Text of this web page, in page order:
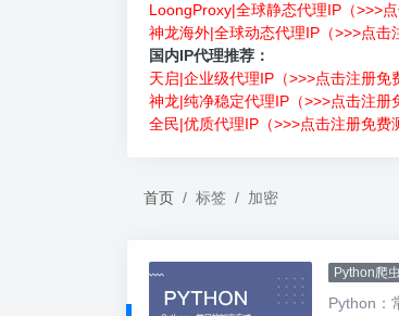
LoongProxy|全球静态代理IP（>>>点
神龙海外|全球动态代理IP（>>>点击
国内IP代理推荐：
天启|企业级代理IP（>>>点击注册免
神龙|纯净稳定代理IP（>>>点击注册
全民|优质代理IP（>>>点击注册免费
首页 标签 加密
Python爬虫
Python：